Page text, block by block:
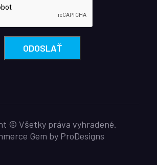
© Všetky práva vyhradené.
Gem by ProDesigns